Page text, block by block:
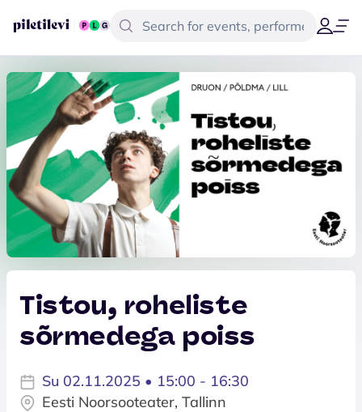
Tistou, roheliste
sõrmedega poiss
Su 02.11.2025 • 15:00 - 16:30
Eesti Noorsooteater, Tallinn